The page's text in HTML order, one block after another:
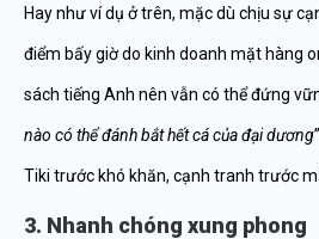
Hay như ví dụ ở trên, mặc dù chịu sự
điểm bấy giờ do kinh doanh mặt hàng
sách tiếng Anh nên vẫn có thể đứng
nào có thể đánh bắt hết cá của đại dương
Tiki trước khó khăn, cạnh tranh trước
3. Nhanh chóng xung phong